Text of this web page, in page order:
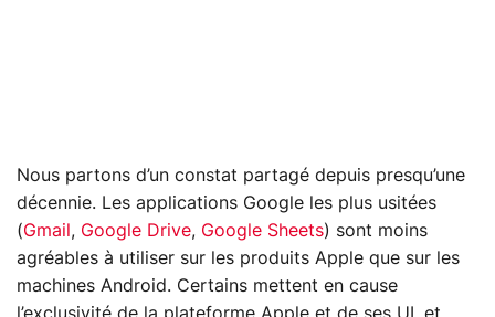
Nous partons d’un constat partagé depuis presqu’une
décennie. Les applications Google les plus usitées
(Gmail , Google Drive, Google Sheets) sont moins
agréables à utiliser sur les produits Apple que sur les
machines Android. Certains mettent en cause